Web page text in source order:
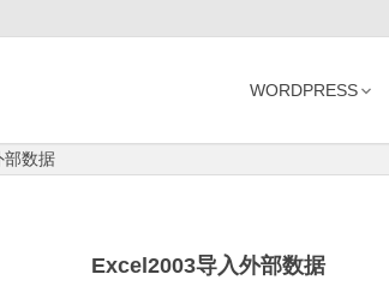
WORDPRESS
部数据
Excel2003导入外部数据